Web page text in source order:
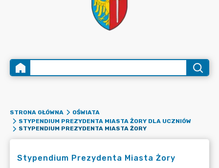
STRONA GŁÓWNA
OŚWIATA
STYPENDIUM PREZYDENTA MIASTA ŻORY DLA UCZNIÓW
STYPENDIUM PREZYDENTA MIASTA ŻORY
Stypendium Prezydenta Miasta Żory